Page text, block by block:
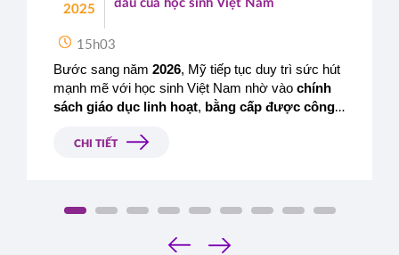
2025
đầu của học sinh Việt Nam
15h03
Bước sang năm 2026, Mỹ tiếp tục duy trì sức hút
mạnh mẽ với học sinh Việt Nam nhờ vào chính
sách giáo dục linh hoạt, bằng cấp được công
sau tốt nghiệp.
CHI TIẾT
‹